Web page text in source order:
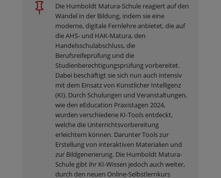

Die Humboldt Matura-Schule reagiert auf den
Wandel in der Bildung, indem sie eine
moderne, digitale Fernlehre anbietet, die auf
die AHS- und HAK-Matura, den
Handelsschulabschluss, die
Berufsreifeprüfung und die
Studienberechtigungsprüfung vorbereitet.
Dabei beschäftigt sie sich nun auch intensiv
mit dem Einsatz von Künstlicher Intelligenz
(KI). Durch Schulungen und Veranstaltungen,
wie den eEducation Praxistagen 2024,
wurden verschiedene KI-Tools entdeckt,
welche die Unterrichtsvorbereitung
erleichtern können. Darunter Tools zur
Erstellung von interaktiven Materialien und
zur Bildgenerierung. Die Humboldt Matura-
Schule gibt ihr KI-Wissen jedoch auch weiter,
durch den neuen Online-Selbstlernkurs